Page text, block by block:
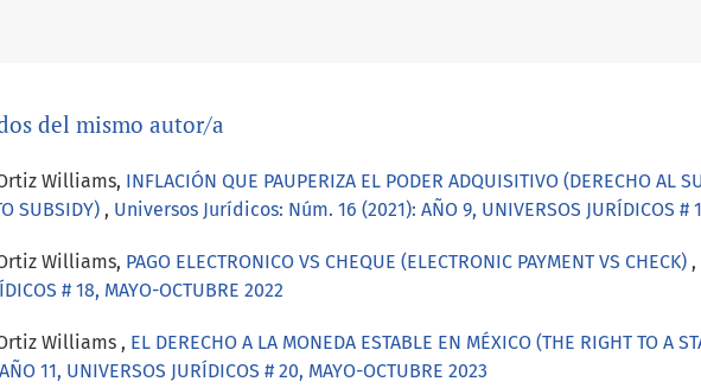
del mismo autor/a
Williams, INFLACIÓN QUE PAUPERIZA EL PODER ADQUISITIVO (DERECHO AL
SUBSIDY) , Universos Jurídicos: Núm. 16 (2021): AÑO 9, UNIVERSOS JURÍDICOS #
Williams, PAGO ELECTRONICO VS CHEQUE (ELECTRONIC PAYMENT VS CHECK) ,
# 18, MAYO-OCTUBRE 2022
Williams , EL DERECHO A LA MONEDA ESTABLE EN MÉXICO (THE RIGHT TO A
11, UNIVERSOS JURÍDICOS # 20, MAYO-OCTUBRE 2023